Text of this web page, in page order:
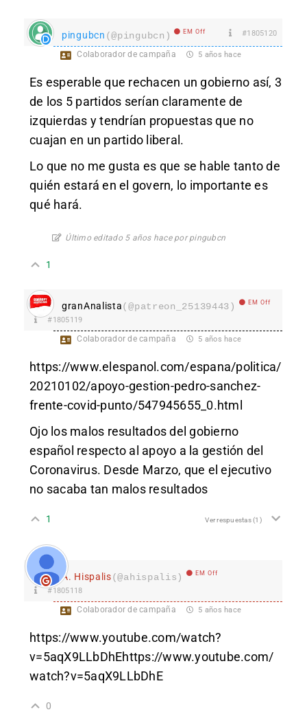
pingubcn (@pingubcn) EM Off #1805120
Colaborador de campaña 5 años hace
Es esperable que rechacen un gobierno así, 3
de los 5 partidos serían claramente de
izquierdas y tendrían propuestas que no
cuajan en un partido liberal.
Lo que no me gusta es que se hable tanto de
quién estará en el govern, lo importante es
qué hará.
Último editado 5 años hace por pingubcn
1
granAnalista(@patreon_25139443) EM Off
#1805119
Colaborador de campaña 5 años hace
https://www.elespanol.com/espana/politica/
20210102/apoyo-gestion-pedro-sanchez-
frente-covid-punto/547945655_0.html
Ojo los malos resultados del gobierno
español respecto al apoyo a la gestión del
Coronavirus. Desde Marzo, que el ejecutivo
no sacaba tan malos resultados
1 Ver respuestas(1)
A. Hispalis(@ahispalis) EM Off
#1805118
Colaborador de campaña 5 años hace
https://www.youtube.com/watch?
v=5aqX9LLbDhEhttps://www.youtube.com/
watch?v=5aqX9LLbDhE
0